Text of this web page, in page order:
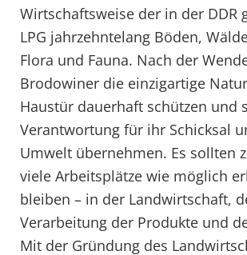
Wirtschaftsweise der in der DDR
LPG jahrzehntelang Böden,
Flora und Fauna. Nach der
Brodowiner die einzigartige
Haustür dauerhaft schützen und
Verantwortung für ihr Schicksal
Umwelt übernehmen. Es sollten
viele Arbeitsplätze wie möglich
bleiben – in der Landwirtschaft,
Verarbeitung der Produkte und
Mit der Gründung des